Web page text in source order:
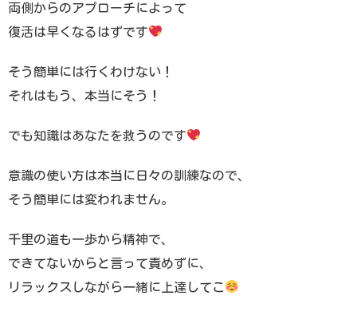
両側からのアプローチによって
復活は早くなるはずです
そう簡単には行くわけない！
それはもう、本当にそう！
でも知識はあなたを救うのです
意識の使い方は本当に日々の訓練なので、
そう簡単には変われません。
千里の道も一歩から精神で、
できてないからと言って責めずに、
リラックスしながら一緒に上達してこ